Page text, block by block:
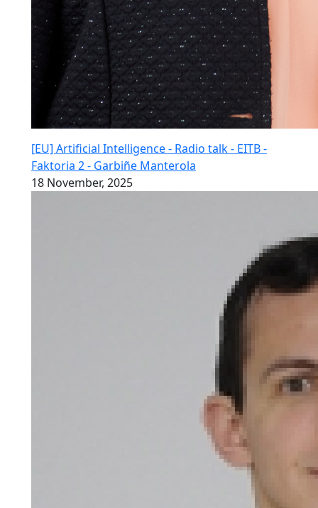
[EU] Artificial Intelligence - Radio talk - EITB -
Faktoria 2 - Garbiñe Manterola
18 November, 2025